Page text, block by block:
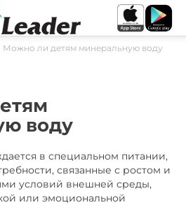
Можно ли детям минеральную воду
воду
в специальном питании,
связанные с ростом и
условий внешней среды,
или эмоциональной